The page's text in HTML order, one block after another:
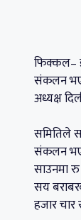
फिक्कल–
संकलन
अध्यक्ष
समितिले
संकलन
साउनमा
सय
हजार